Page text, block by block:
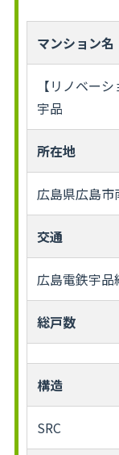
マンション名
【リノベー
宇品
所在地
広島県広島
交通
広島電鉄宇
総戸数
構造
SRC